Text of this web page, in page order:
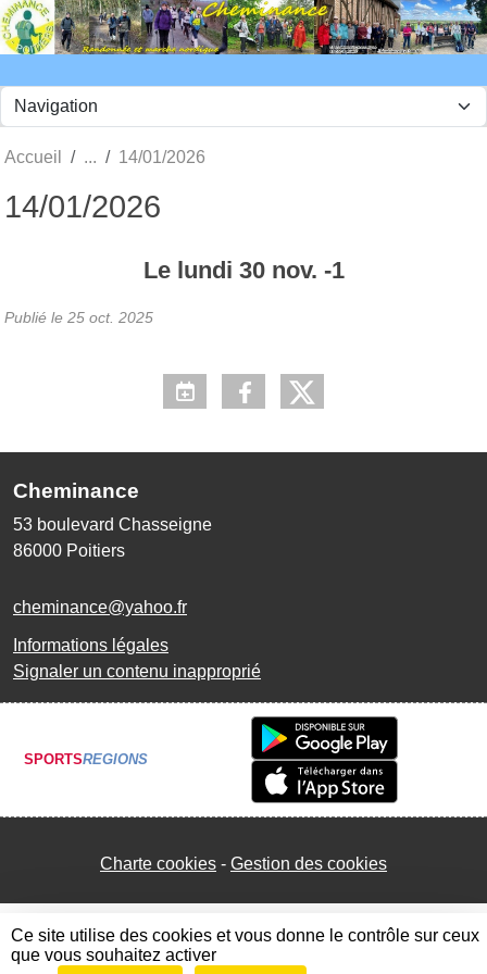
Accueil 14/01/2026
14/01/2026
Le lundi 30 nov. -1
Publié le 25 oct. 2025
Cheminance
53 boulevard Chasseigne
86000 Poitiers
cheminance@yahoo.fr
Informations légales
Signaler un contenu inapproprié
SPORTSREGIONS
Charte cookies Gestion des cookies
Panneau de gestion des cookies
Ce site utilise des cookies et vous donne le contrôle sur ceux
que vous souhaitez activer